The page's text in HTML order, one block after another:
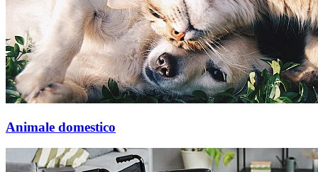
Animale domestico